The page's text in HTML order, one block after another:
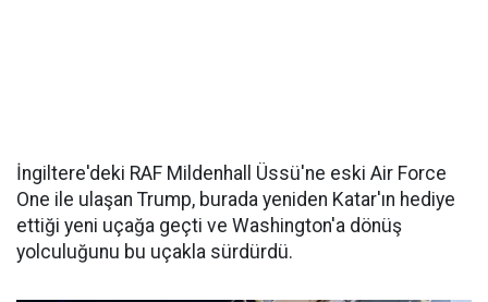
İngiltere'deki RAF Mildenhall Üssü'ne eski Air Force
One ile ulaşan Trump, burada yeniden Katar'ın hediye
ettiği yeni uçağa geçti ve Washington'a dönüş
yolculuğunu bu uçakla sürdürdü.